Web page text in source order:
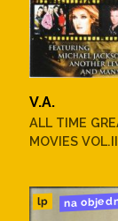
V.A.
ALL TIME
MOVIES VOL.II
lp na